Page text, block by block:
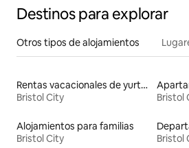
Destinos para explorar
Otros tipos de alojamientos
Rentas vacacionales de yurtas con jacuzzi
Bristol City
Bristol
Alojamientos para familias
Bristol City
Bristol